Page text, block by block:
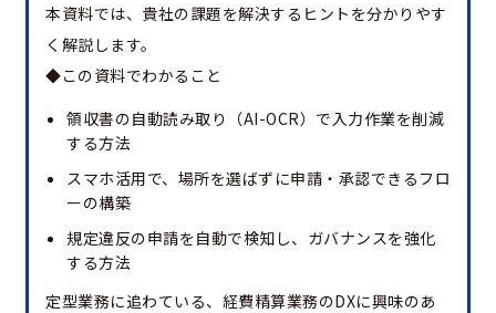
本資料では、貴社の課題を解決するヒントを分かりやす
く解説します。
◆この資料でわかること
領収書の自動読み取り（AI-OCR）で入力作業を削減
する方法
スマホ活用で、場所を選ばずに申請・承認できるフロ
ーの構築
規定違反の申請を自動で検知し、ガバナンスを強化
する方法
定型業務に追わている、経費精算業務のDXに興味のあ